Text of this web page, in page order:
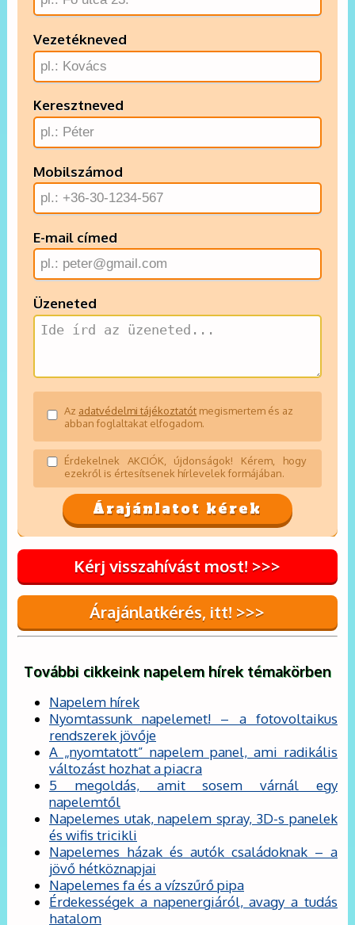
Vezetékneved
Keresztneved
Mobilszámod
E-mail címed
Üzeneted
Az adatvédelmi tájékoztatót megismertem és az
abban foglaltakat elfogadom.
Érdekelnek AKCIÓK, újdonságok! Kérem, hogy
ezekről is értesítsenek hírlevelek formájában.
Kérj visszahívást most! >>>
Árajánlatkérés, itt! >>>
További cikkeink napelem hírek témakörben
Napelem hírek
Nyomtassunk napelemet! – a fotovoltaikus
rendszerek jövője
A „nyomtatott” napelem panel, ami radikális
változást hozhat a piacra
5 megoldás, amit sosem várnál egy
napelemtől
Napelemes utak, napelem spray, 3D-s panelek
és wifis tricikli
Napelemes házak és autók családoknak – a
jövő hétköznapjai
Napelemes fa és a vízszűrő pipa
Érdekességek a napenergiáról, avagy a tudás
hatalom